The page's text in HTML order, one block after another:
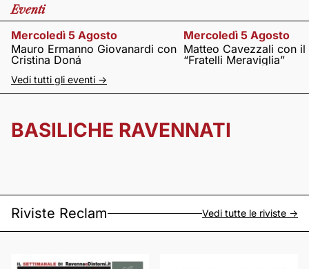
Eventi
Mercoledì 5 Agosto
Mauro Ermanno Giovanardi con
Cristina Doná
Mercoledì 5 Agosto
Matteo Cavezzali con il
“Fratelli Meraviglia”
Vedi tutti gli eventi ->
BASILICHE RAVENNATI
Riviste Reclam Vedi tutte le riviste ->